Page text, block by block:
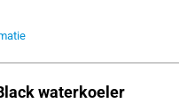
waterkoeler